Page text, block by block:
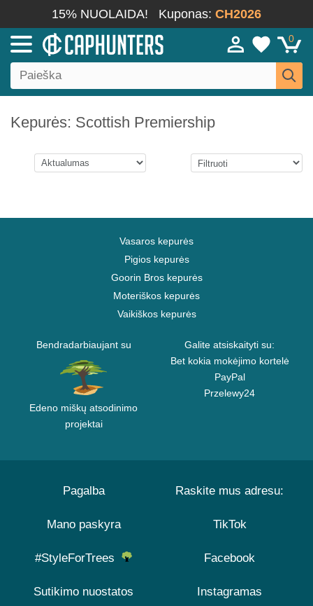
15% NUOLAIDA! Kuponas: CH2026
0
Kepurės: Scottish Premiership
Vasaros kepurės
Pigios kepurės
Goorin Bros kepurės
Moteriškos kepurės
Vaikiškos kepurės
Bendradarbiaujant su
Edeno miškų atsodinimo
projektai
Galite atsiskaityti su:
Bet kokia mokėjimo kortelė
PayPal
Przelewy24
Pagalba
Mano paskyra
#StyleForTrees
Sutikimo nuostatos
Raskite mus adresu:
TikTok
Facebook
Instagramas